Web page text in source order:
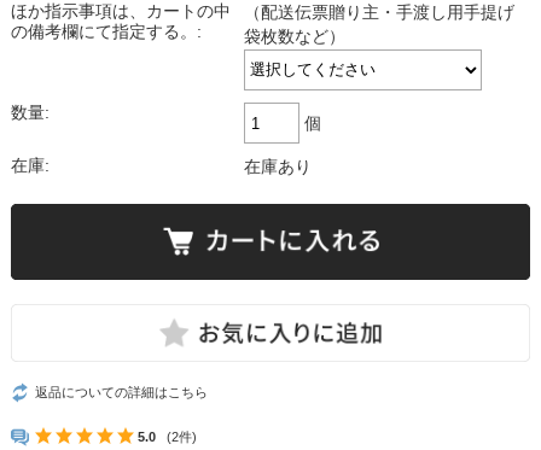
ほか指示事項は、カートの中
の備考欄にて指定する。:
（配送伝票贈り主・手渡し用手提げ
袋枚数など）
数量:
個
在庫: 在庫あり
返品についての詳細はこちら
5.0 (2件)